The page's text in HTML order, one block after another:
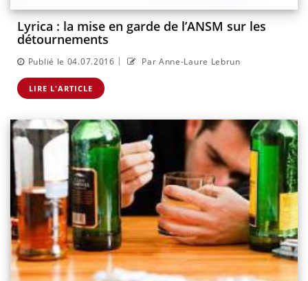
Lyrica : la mise en garde de l’ANSM sur les
détournements
Publié le 04.07.2016 | Par Anne-Laure Lebrun
LIRE L'ARTICLE